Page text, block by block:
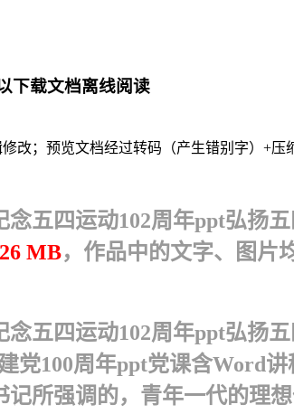
下载文档离线阅读
改；预览文档经过转码（产生错别字）+压
念五四运动102周年ppt弘扬
MB，作品中的文字、图片
念五四运动102周年ppt弘扬
党100周年ppt党课含Word
记所强调的，青年一代的理